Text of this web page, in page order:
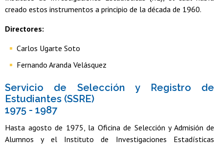
creado estos instrumentos a principio de la década de 1960.
Directores:
Carlos Ugarte Soto
Fernando Aranda Velásquez
Servicio de Selección y Registro de
Estudiantes (SSRE)
1975 - 1987
Hasta agosto de 1975, la Oficina de Selección y Admisión de
Alumnos y el Instituto de Investigaciones Estadísticas